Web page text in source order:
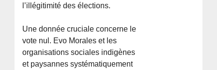
l’illégitimité des élections.
Une donnée cruciale concerne le
vote nul. Evo Morales et les
organisations sociales indigènes
et paysannes systématiquement